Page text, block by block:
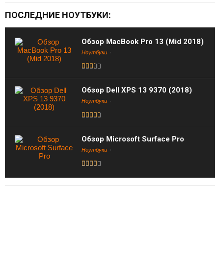
ПОСЛЕДНИЕ НОУТБУКИ:
Обзор MacBook Pro 13 (Mid 2018)
Ноутбуки
Обзор Dell XPS 13 9370 (2018)
Ноутбуки
Обзор Microsoft Surface Pro
Ноутбуки